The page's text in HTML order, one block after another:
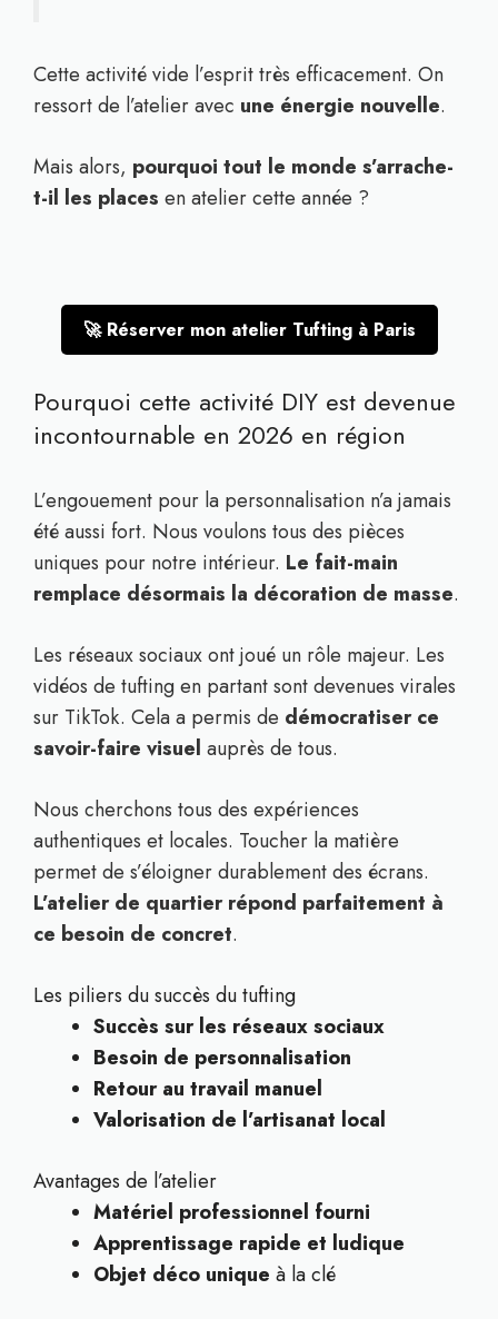
Cette activité vide l’esprit très efficacement. On
ressort de l’atelier avec une énergie nouvelle.
Mais alors, pourquoi tout le monde s’arrache-
t-il les places en atelier cette année ?
🚀 Réserver mon atelier Tufting à Paris
Pourquoi cette activité DIY est devenue
incontournable en 2026 en région
L’engouement pour la personnalisation n’a jamais
été aussi fort. Nous voulons tous des pièces
uniques pour notre intérieur. Le fait-main
remplace désormais la décoration de masse.
Les réseaux sociaux ont joué un rôle majeur. Les
vidéos de tufting en partant sont devenues virales
sur TikTok. Cela a permis de démocratiser ce
savoir-faire visuel auprès de tous.
Nous cherchons tous des expériences
authentiques et locales. Toucher la matière
permet de s’éloigner durablement des écrans.
L’atelier de quartier répond parfaitement à
ce besoin de concret.
Les piliers du succès du tufting
Succès sur les réseaux sociaux
Besoin de personnalisation
Retour au travail manuel
Valorisation de l’artisanat local
Avantages de l’atelier
Matériel professionnel fourni
Apprentissage rapide et ludique
Objet déco unique à la clé